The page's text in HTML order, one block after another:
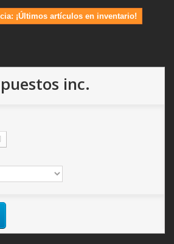
¡Últimos artículos en inventario!
inc.